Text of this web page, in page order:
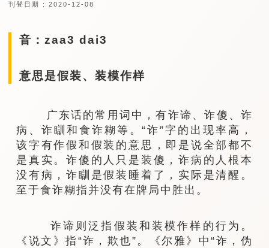
刊登日期 : 2020-12-08
音：zaa3 dai3
意思是假装、装模作样
广东话的常用词中，有诈谛、诈傻、诈
病、诈瞓和食诈糊等。“诈”字的出现率高，
该字有作假和假装的意思，即是说全部都不
是真实。诈傻的人只是装傻，诈病的人根本
没有病，诈瞓是假装睡着了，实际是清醒。
至于食诈糊指并没有在牌局中胜出。
诈谛则泛指假装和装模作样的行为。
《说文》指“诈，欺也”。《尔雅》中“诈，伪